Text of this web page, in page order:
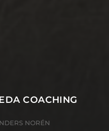
COACHING
NORÉN